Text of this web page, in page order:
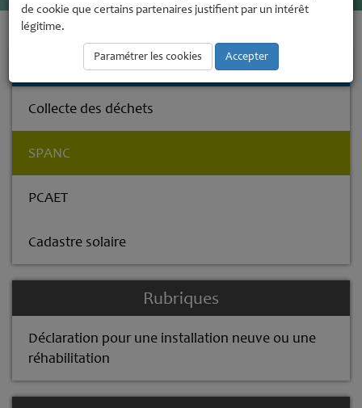
Accueil Environnement
Environnement
Collecte des déchets
SPANC
PCAET
Cadastre solaire
Rubriques
Déclaration pour une installation neuve ou une
réhabilitation
de cookie que certains partenaires justifient par un intérêt
légitime.
Paramétrer les cookies Accepter